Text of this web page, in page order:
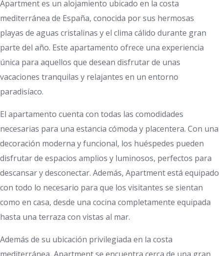
Apartment es un alojamiento ubicado en la costa
mediterránea de España, conocida por sus hermosas
playas de aguas cristalinas y el clima cálido durante gran
parte del año. Este apartamento ofrece una experiencia
única para aquellos que desean disfrutar de unas
vacaciones tranquilas y relajantes en un entorno
paradisíaco.
El apartamento cuenta con todas las comodidades
necesarias para una estancia cómoda y placentera. Con una
decoración moderna y funcional, los huéspedes pueden
disfrutar de espacios amplios y luminosos, perfectos para
descansar y desconectar. Además, Apartment está equipado
con todo lo necesario para que los visitantes se sientan
como en casa, desde una cocina completamente equipada
hasta una terraza con vistas al mar.
Además de su ubicación privilegiada en la costa